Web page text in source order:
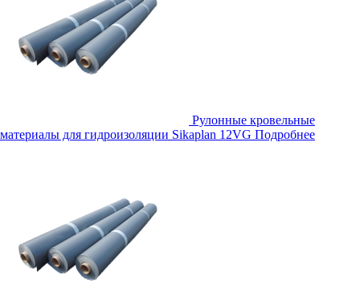
Рулонные кровельные
материалы для гидроизоляции Sikaplan 12VG Подробнее